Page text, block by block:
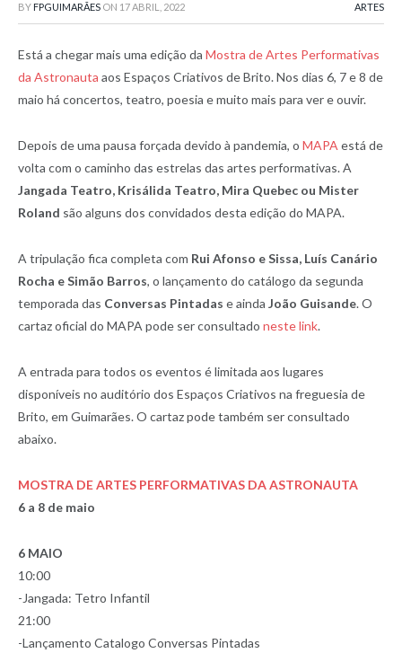
BY FPGUIMARÃES ON 17 ABRIL, 2022 ARTES
Está a chegar mais uma edição da Mostra de Artes Performativas
da Astronauta aos Espaços Criativos de Brito. Nos dias 6, 7 e 8 de
maio há concertos, teatro, poesia e muito mais para ver e ouvir.
Depois de uma pausa forçada devido à pandemia, o MAPA está de
volta com o caminho das estrelas das artes performativas. A
Jangada Teatro, Krisálida Teatro, Mira Quebec ou Mister
Roland são alguns dos convidados desta edição do MAPA.
A tripulação fica completa com Rui Afonso e Sissa, Luís Canário
Rocha e Simão Barros, o lançamento do catálogo da segunda
temporada das Conversas Pintadas e ainda João Guisande. O
cartaz oficial do MAPA pode ser consultado neste link.
A entrada para todos os eventos é limitada aos lugares
disponíveis no auditório dos Espaços Criativos na freguesia de
Brito, em Guimarães. O cartaz pode também ser consultado
abaixo.
MOSTRA DE ARTES PERFORMATIVAS DA ASTRONAUTA
6 a 8 de maio
6 MAIO
10:00
-Jangada: Tetro Infantil
21:00
-Lançamento Catalogo Conversas Pintadas